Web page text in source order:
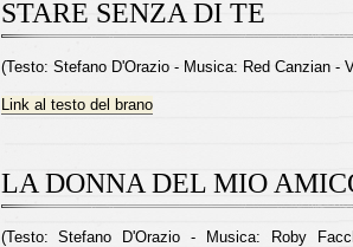
STARE SENZA DI TE
(Testo: Stefano D'Orazio - Musica: Red Canzian -
Link al testo del brano
LA DONNA DEL MIO
(Testo: Stefano D'Orazio - Musica: Roby